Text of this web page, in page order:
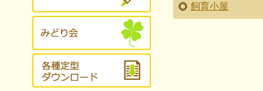
飼育小屋